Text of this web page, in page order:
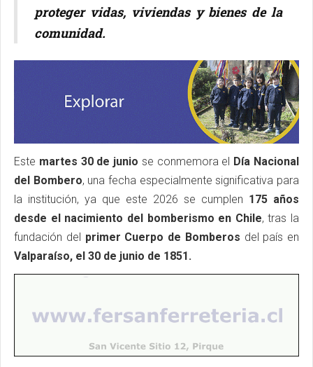
proteger vidas, viviendas y bienes de la
comunidad.
Este martes 30 de junio se conmemora el
Día Nacional
del Bombero, una fecha especialmente significativa para
la institución, ya que este 2026 se cumplen 175 años
desde el nacimiento del bomberismo en Chile, tras la
fundación del primer Cuerpo de Bomberos del país en
Valparaíso, el 30 de junio de 1851.